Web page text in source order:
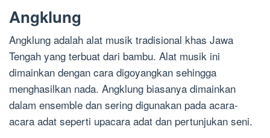
Angklung
Angklung adalah alat musik tradisional khas Jawa
Tengah yang terbuat dari bambu. Alat musik ini
dimainkan dengan cara digoyangkan sehingga
menghasilkan nada. Angklung biasanya dimainkan
dalam ensemble dan sering digunakan pada acara-
acara adat seperti upacara adat dan pertunjukan seni.